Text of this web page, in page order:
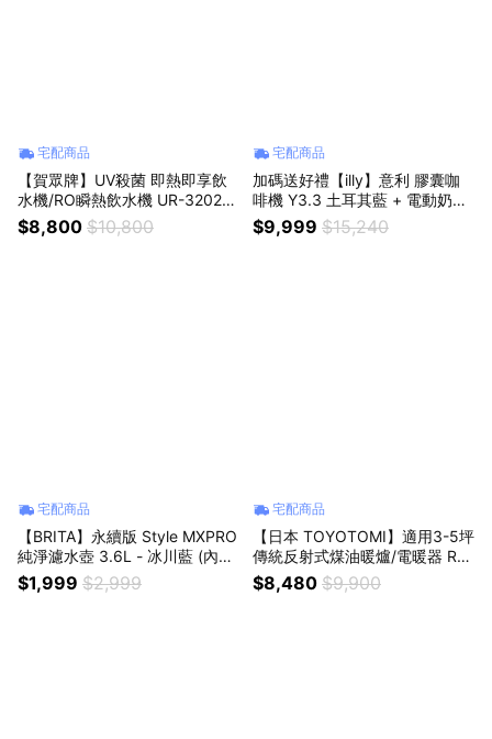
宅配商品
【賀眾牌】UV殺菌 即熱即享飲
水機/RO瞬熱飲水機 UR-3202E
W-1 免安裝
$8,800 $10,800
宅配商品
加碼送好禮【illy】意利 膠囊咖
啡機 Y3.3 土耳其藍 + 電動奶泡
機組合 (韓國IG爆紅全球熱賣款)
$9,999 $15,240
宅配商品
【BRITA】永續版 Style MXPRO
純淨濾水壺 3.6L - 冰川藍 (內含
1+2入純淨全效型濾芯) 共3芯
$1,999 $2,999
宅配商品
【日本 TOYOTOMI】適用3-5坪
傳統反射式煤油暖爐/電暖器 RS-
23NH-TW 灰色
$8,480 $9,900